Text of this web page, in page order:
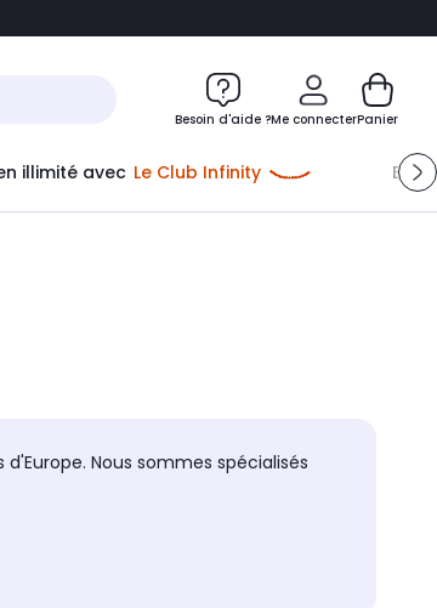
directement au chatbot
Besoin d'aide ?Me connecter
Me connecter
Nouveau clientCréer mon compte
Panier
illimité avec Le Club Infinity
Nous sommes spécialisés